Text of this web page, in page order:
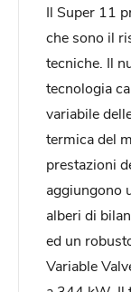
Il Super 11
che sono il
tecniche. Il
tecnologia
variabile
termica del
prestazioni
aggiungono
alberi di
ed un
Variable